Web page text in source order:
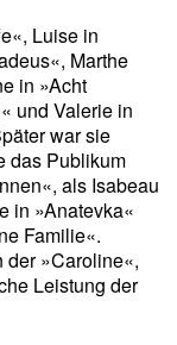
Luise in
Marthe
in »Acht
und Valerie in
war sie
das Publikum
als Isabeau
in »Anatevka«
Familie«.
der »Caroline«,
Leistung der